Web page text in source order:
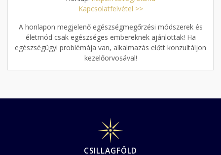
Kapcsolatfelvétel >>
A honlapon megjelenő egészségmegőrzési módszerek és
életmód csak egészséges embereknek ajánlottak! Ha
egészségügyi problémája van, alkalmazás előtt konzultáljon
kezelőorvosával!
CSILLAGFÖLD